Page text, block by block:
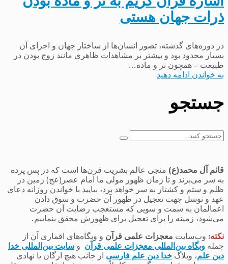
ذرات جهان هستی
در دوره‌های گذشته، تصور انسان‌ها از ساختار جهان و اجزای آن
بسیار محدود بود و بیشتر بر مشاهدات ظاهری مانند زوج بودن در
طبیعت – همچون نر و ماده...
به خواندن ادامه دهید
جستجو
جستجو
قائم آل محمد(ع) منجی عالم بشریت قرن‌ها است که در پس پرده
به سر می‌برند و تا زمان ظهور مولی ما امام عصر(عج) زمین در
ظلم و ستم و کشتار به سر خواهد برد، بیایید با خواندن روزانه دعای
عهد و توسل جهت تعجیل در ظهور آن حضرت و سوق دادن
اعمالمان به سمت و سویی که مستعجب رضایت آن حضرت
می‌شود، زمینه را برای تعجیل برای ظهورش محقق بنماییم.
نکته: وب‌سایت معجزات علمی قرآن و وبگاه‌های اقماری آن از
جمله وبگاه بین‌المللی معجزات علمی قرآن و سایت بین‌المللی خدا
دین علم، وبلاگ خدا دین علم فارسی از جانب هیچ ارگان یا نهادی